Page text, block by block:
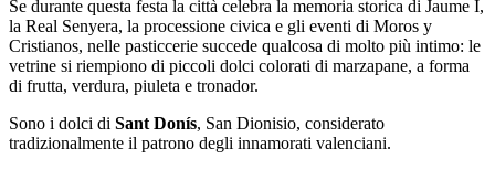
Se durante questa festa la città celebra la memoria storica di Jaume I,
la Real Senyera, la processione civica e gli eventi di Moros y
Cristianos, nelle pasticcerie succede qualcosa di molto più intimo: le
vetrine si riempiono di piccoli dolci colorati di marzapane, a forma
di frutta, verdura, piuleta e tronador.
Sono i dolci di Sant Donís, San Dionisio, considerato
tradizionalmente il patrono degli innamorati valenciani.